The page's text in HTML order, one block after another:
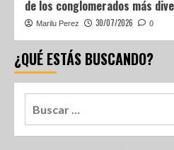
de los conglomerados más
Marilu Perez 30/07/2026 0
¿QUÉ ESTÁS BUSCANDO?